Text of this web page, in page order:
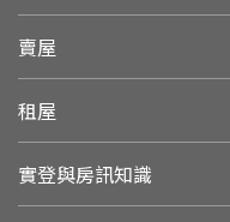
賣屋
租屋
實登與房訊知識